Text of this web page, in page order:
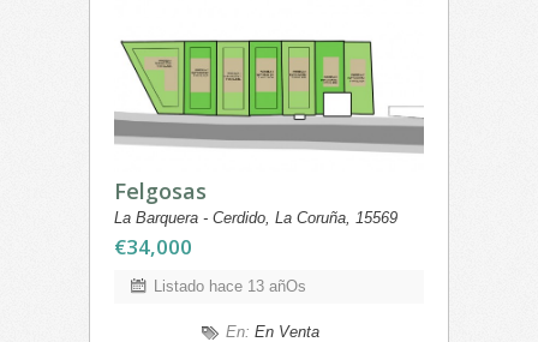
Felgosas
La Barquera - Cerdido, La Coruña, 15569
€34,000
Listado hace 13 añOs
En: En Venta